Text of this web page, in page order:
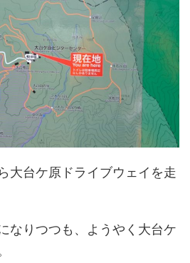
大台ケ原ドライブウェイを走
なりつつも、ようやく大台ケ